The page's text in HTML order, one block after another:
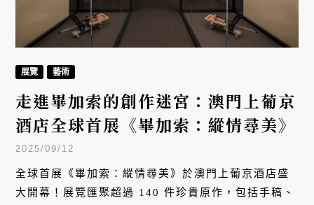
展覽 藝術
走進畢加索的創作迷宮：澳門上葡京
酒店全球首展《畢加索：縱情尋美》
2025/09/12
全球首展《畢加索：縱情尋美》於澳門上葡京酒店盛
大開幕！展覽匯聚超過 140 件珍貴原作，包括手稿、